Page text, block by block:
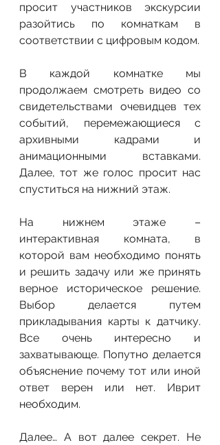
просит участников экскурсии
разойтись по комнаткам в
соответствии с цифровым кодом.
В каждой комнатке мы
продолжаем смотреть видео со
свидетельствами очевидцев тех
событий, перемежающиеся с
архивными кадрами и
анимационными вставками.
Далее, тот же голос просит нас
спуститься на нижний этаж.
На нижнем этаже –
интерактивная комната, в
которой вам необходимо понять
и решить задачу или же принять
верное историческое решение.
Выбор делается путем
прикладывания карты к датчику.
Все очень интересно и
захватывающе. Попутно делается
объяснение почему тот или иной
ответ верен или нет. Иврит
необходим.
Далее… А вот далее секрет. Не